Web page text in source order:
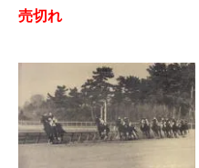
売切れ